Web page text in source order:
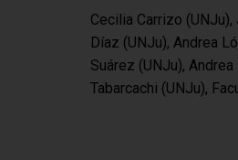
Cecilia Carrizo
Díaz (UNJu), Andrea
Suárez (UNJu),
Tabarcachi (UNJu),